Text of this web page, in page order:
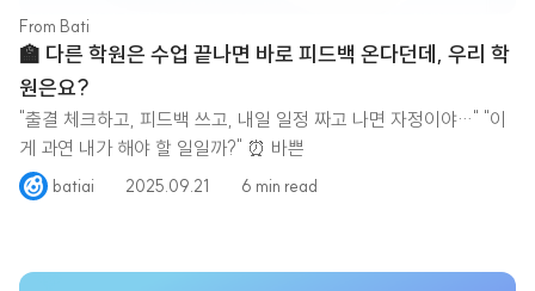
From Bati
🏫 다른 학원은 수업 끝나면 바로 피드백 온다던데, 우리 학
원은요?
"출결 체크하고, 피드백 쓰고, 내일 일정 짜고 나면 자정이야…" "이
게 과연 내가 해야 할 일일까?" ⏰ 바쁜
batiai 2025.09.21 6 min read